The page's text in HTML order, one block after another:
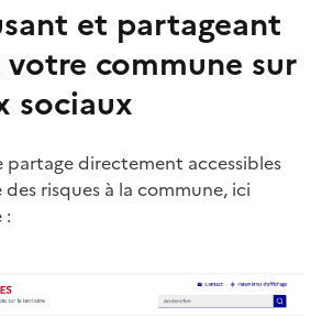
et partageant
votre commune sur
sociaux
partage directement accessibles
risques à la commune, ici
: